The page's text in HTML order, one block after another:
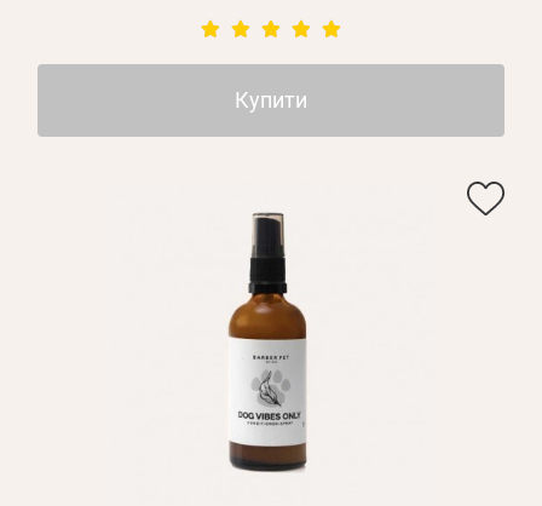
Купити